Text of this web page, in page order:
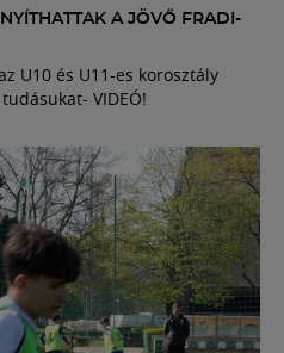
A JÖVŐ FRADI-
U10 és U11-es korosztály
VIDEÓ!